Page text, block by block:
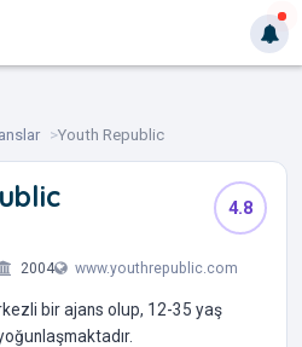
Youth Republic
4.8
2004 www.youthrepublic.com
bir ajans olup, 12-35 yaş